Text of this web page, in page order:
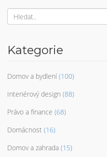
Kategorie
Domov a bydlení (100)
Interiérový design (88)
Právo a finance (68)
Domácnost (16)
Domov a zahrada (15)